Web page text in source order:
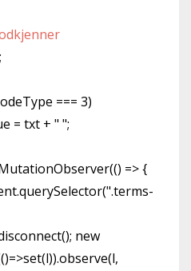
=== 3)
= txt + " ";
=> {
new